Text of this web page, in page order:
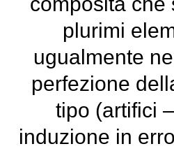
plurimi
ugualmente
perfezione
tipo (artifici
induzione in